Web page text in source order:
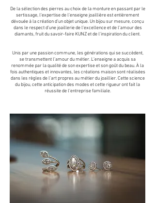
De la sélection des pierres au choix de la monture en passant par le
sertissage, l’expertise de l’enseigne joaillière est entièrement
dévouée à la création d’un objet unique. Un bijou sur mesure, conçu
dans le respect d’une joaillerie de l’excellence et de l’amour des
diamants, fruit du savoir-faire KUNZ et de l’inspiration du client.
Unis par une passion commune, les générations qui se succèdent,
se transmettent l’amour du métier. L’enseigne a acquis sa
renommée par la qualité de son expertise et son goût du beau. À la
fois authentiques et innovantes, les créations maison sont réalisées
dans les règles de l’art propres au métier du joaillier. Cette science
du bijou, cette anticipation des modes et cette rigueur ont fait la
réussite de l’entreprise familiale.